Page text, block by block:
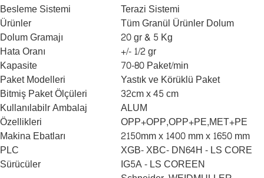
Besleme Sistemi
Terazi Sistemi
Ürünler
Tüm Granül Ürünler Dolum
Dolum Gramajı
20 gr & 5 Kg
Hata Oranı
+/- 1/2 gr
Kapasite
70-80 Paket/min
Paket Modelleri
Yastık ve Körüklü Paket
Bitmiş Paket Ölçüleri
32cm x 45 cm
Kullanılabilr Ambalaj
Özellikleri
ALUM
OPP+OPP,OPP+PE,MET+PE
Makina Ebatları
2150mm x 1400 mm x 1650 mm
PLC
XGB- XBC- DN64H - LS CORE
Sürücüler
IG5A - LS COREEN